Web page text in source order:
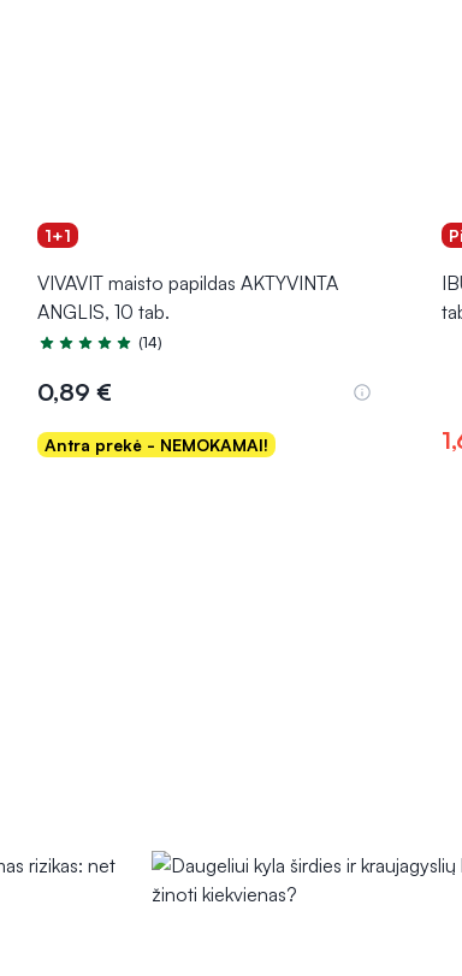
1+1
VIVAVIT maisto papildas AKTYVINTA
ANGLIS, 10 tab.
Įvertinimas 5.0 iš 5
(14)
0,89 €
Antra prekė - NEMOKAMAI!
Į krepšelį